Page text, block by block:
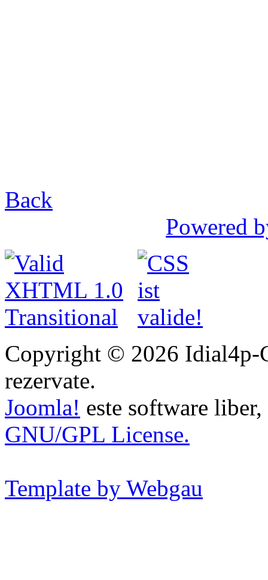
Back
Powered
Copyright © 2026 Idial4p-
rezervate.
Joomla! este software
GNU/GPL License.
Template by Webgau